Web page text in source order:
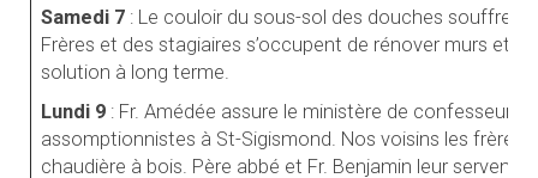
Samedi 7 : Le couloir du sous-sol des douches souffre
Frères et des stagiaires s’occupent de rénover murs et
solution à long terme.
Lundi 9 : Fr. Amédée assure le ministère de confesseur
assomptionnistes à St-Sigismond. Nos voisins les frères
chaudière à bois. Père abbé et Fr. Benjamin leur servent